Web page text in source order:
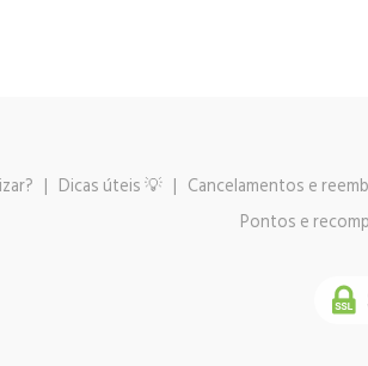
| Dicas úteis 💡 | Cancelamentos e
Pontos e